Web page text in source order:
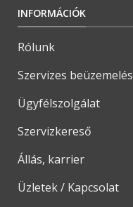
INFORMÁCIÓK
Rólunk
Szervizes beüzemelés
Ügyfélszolgálat
Szervizkereső
Állás, karrier
Üzletek / Kapcsolat